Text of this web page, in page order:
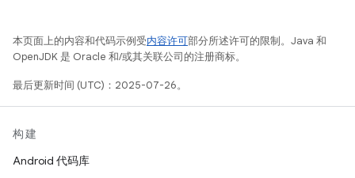
本页面上的内容和代码示例受内容许可部分所述许可的限制。Java 和
OpenJDK 是 Oracle 和/或其关联公司的注册商标。
最后更新时间 (UTC)：2025-07-26。
构建
Android 代码库